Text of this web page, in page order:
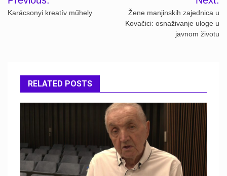
navigation
Karácsonyi kreatív műhely
Žene manjinskih zajednica u
Kovačici: osnaživanje uloge u
javnom životu
RELATED POSTS